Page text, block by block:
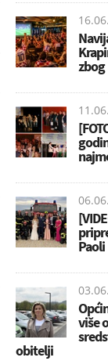
Paoli
više
obitelji